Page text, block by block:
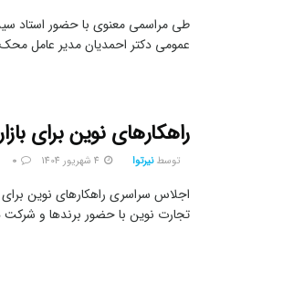
طی مراسمی معنوی با حضور استاد
عمومی دکتر احمدیان مدیر عامل
راهکارهای نوین برای
توسط نیرتوا
اجلاس سراسری راهکارهای نوین
تجارت نوین با حضور برندها و